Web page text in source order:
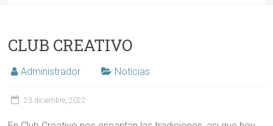
CLUB CREATIVO
Administrador Noticias
23 diciembre, 2022